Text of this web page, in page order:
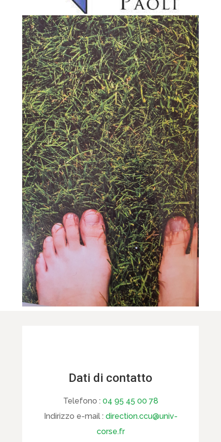
Dati di contatto
Telefono : 04 95 45 00 78
Indirizzo e-mail : direction.ccu@univ-
corse.fr